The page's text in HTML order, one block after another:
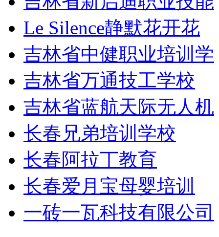
Le Silence静默花开花
吉林省中健职业培训学
吉林省万通技工学校
吉林省蓝航天际无人机
长春兄弟培训学校
长春阿拉丁教育
长春爱月宝母婴培训
一砖一瓦科技有限公司